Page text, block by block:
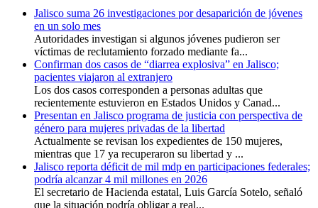
Jalisco suma 26 investigaciones por desaparición de jóvenes
en un solo mes
Autoridades investigan si algunos jóvenes pudieron ser
víctimas de reclutamiento forzado mediante fa...
Confirman dos casos de “diarrea explosiva” en Jalisco;
pacientes viajaron al extranjero
Los dos casos corresponden a personas adultas que
recientemente estuvieron en Estados Unidos y Canad...
Presentan en Jalisco programa de justicia con perspectiva de
género para mujeres privadas de la libertad
Actualmente se revisan los expedientes de 150 mujeres,
mientras que 17 ya recuperaron su libertad y ...
Jalisco reporta déficit de mil mdp en participaciones federales;
podría alcanzar 4 mil millones en 2026
El secretario de Hacienda estatal, Luis García Sotelo, señaló
que la situación podría obligar a real...